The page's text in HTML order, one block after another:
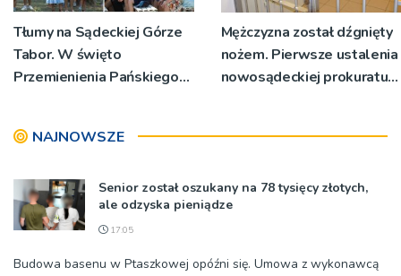
Tłumy na Sądeckiej Górze
Tabor. W święto
Przemienienia Pańskiego
[ZDJĘCIA]
Mężczyzna został dźgnięty
nożem. Pierwsze ustalenia
nowosądeckiej prokuratury
NAJNOWSZE
Senior został oszukany na 78 tysięcy złotych,
ale odzyska pieniądze
17:05
Budowa basenu w Ptaszkowej opóźni się. Umowa z wykonawcą